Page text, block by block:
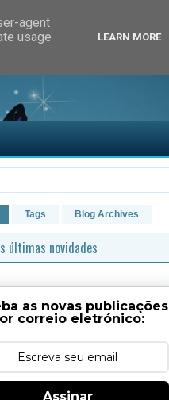
Tags Blog Archives
últimas novidades
as novas publicações
correio eletrónico:
Assinar
agent
usage
LEARN MORE